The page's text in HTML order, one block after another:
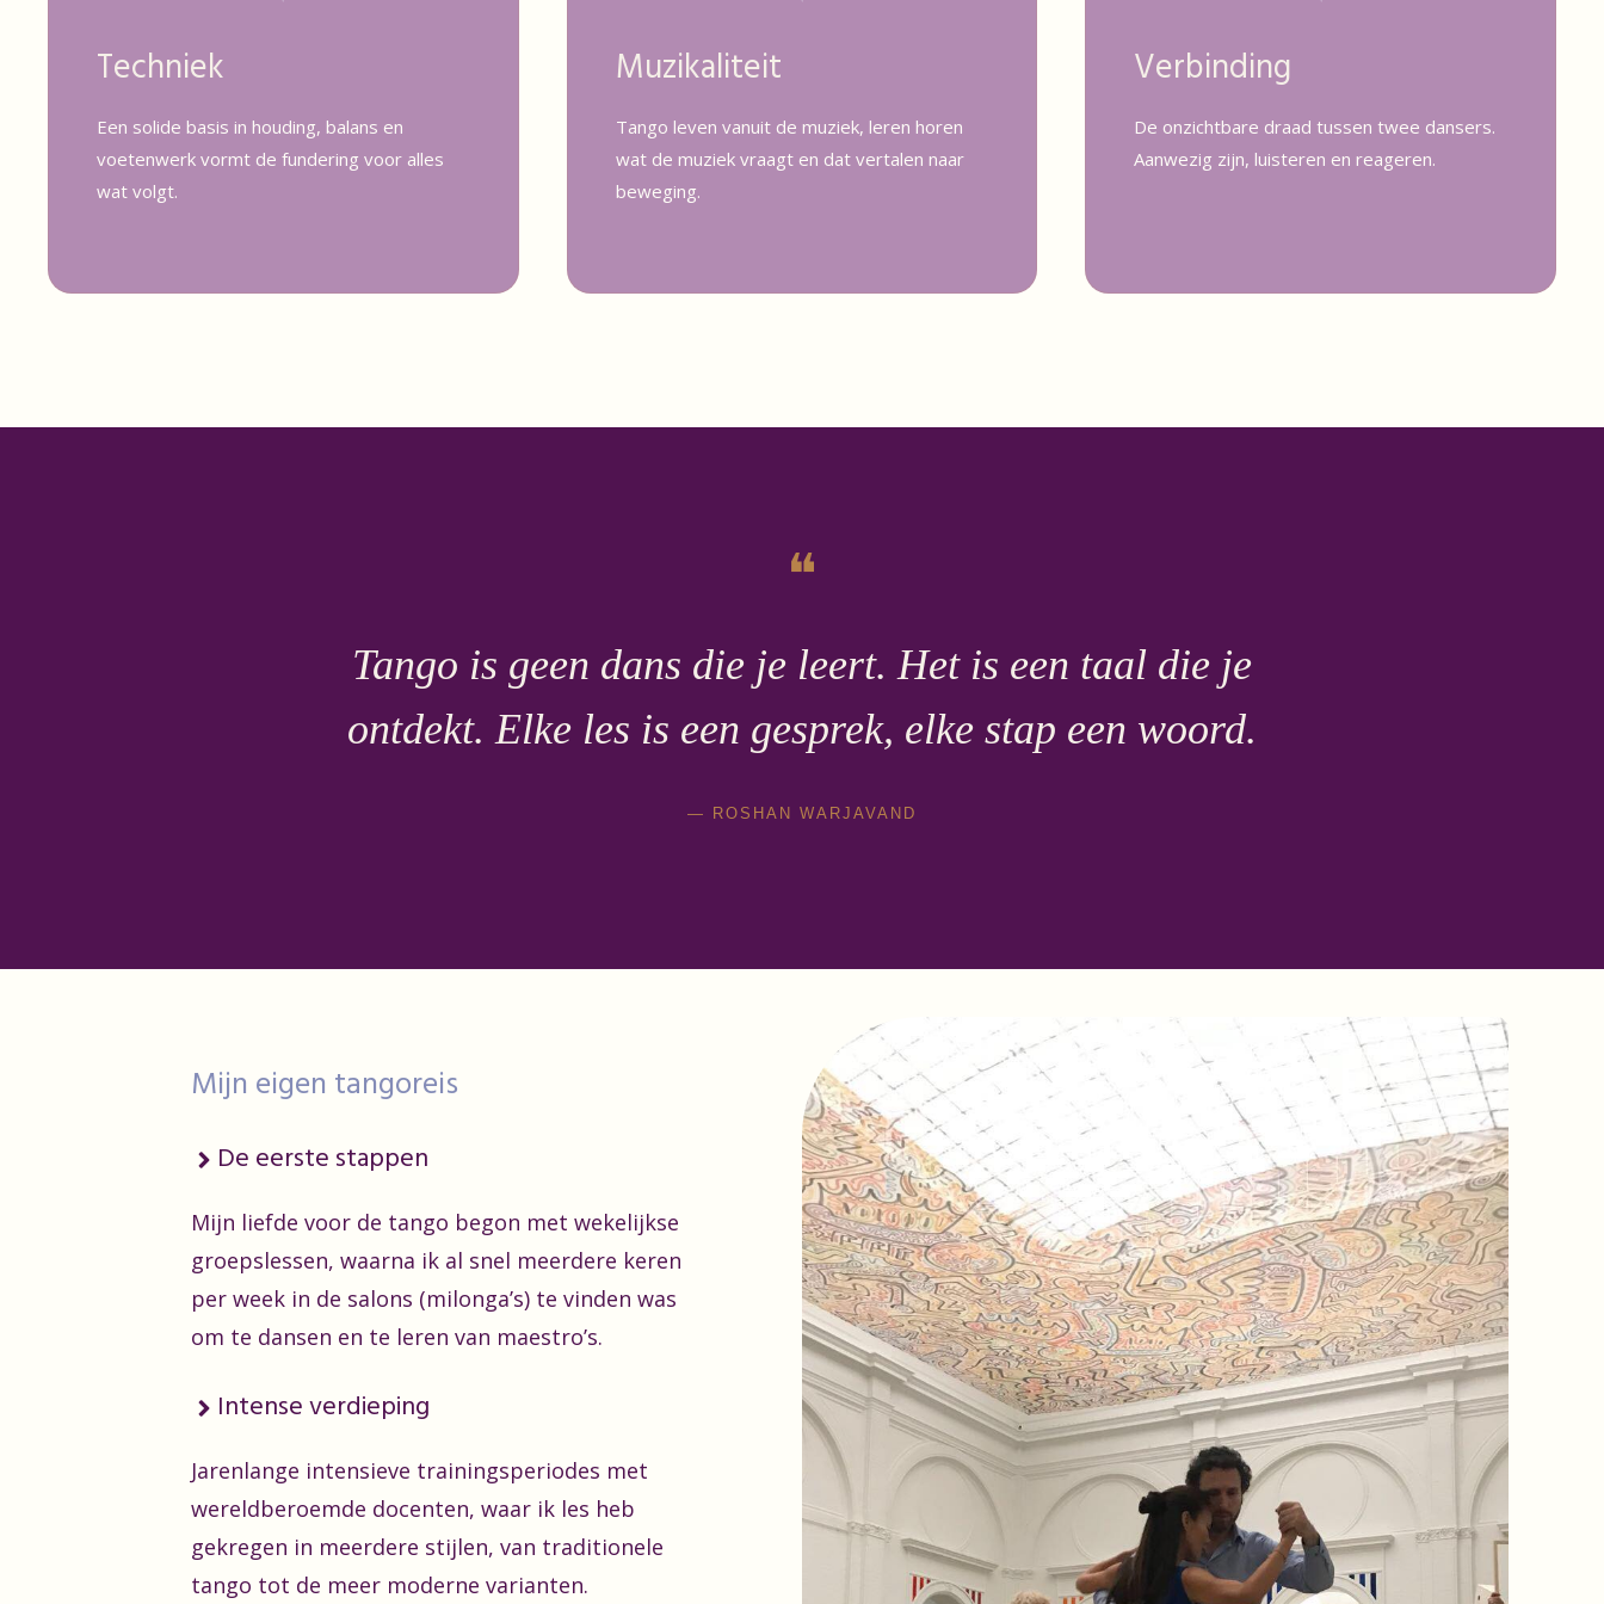
Techniek
Een solide basis in houding, balans en
voetenwerk vormt de fundering voor alles
wat volgt.
Muzikaliteit
Tango leven vanuit de muziek, leren horen
wat de muziek vraagt en dat vertalen naar
beweging.
Verbinding
De onzichtbare draad tussen twee dansers.
Aanwezig zijn, luisteren en reageren.
❝
Tango is geen dans die je leert. Het is een taal die je
ontdekt. Elke les is een gesprek, elke stap een woord.
— ROSHAN WARJAVAND
Mijn eigen tangoreis
De eerste stappen
Mijn liefde voor de tango begon met wekelijkse
groepslessen, waarna ik al snel meerdere keren
per week in de salons (milonga’s) te vinden was
om te dansen en te leren van maestro’s.
Intense verdieping
Jarenlange intensieve trainingsperiodes met
wereldberoemde docenten, waar ik les heb
gekregen in meerdere stijlen, van traditionele
tango tot de meer moderne varianten.